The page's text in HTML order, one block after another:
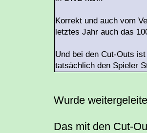
Korrekt und auch vom
letztes Jahr auch das
Und bei den Cut-Outs
tatsächlich den Spieler
Wurde
Das mit den Cut-